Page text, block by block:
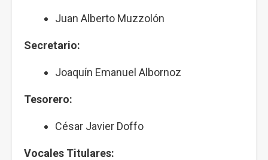
Juan Alberto Muzzolón
Secretario:
Joaquín Emanuel Albornoz
Tesorero:
César Javier Doffo
Vocales Titulares: